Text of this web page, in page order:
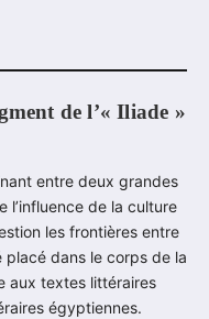
de l’« Iliade »
entre deux grandes
l’influence de la culture
les frontières entre
placé dans le corps de la
aux textes littéraires
égyptiennes.